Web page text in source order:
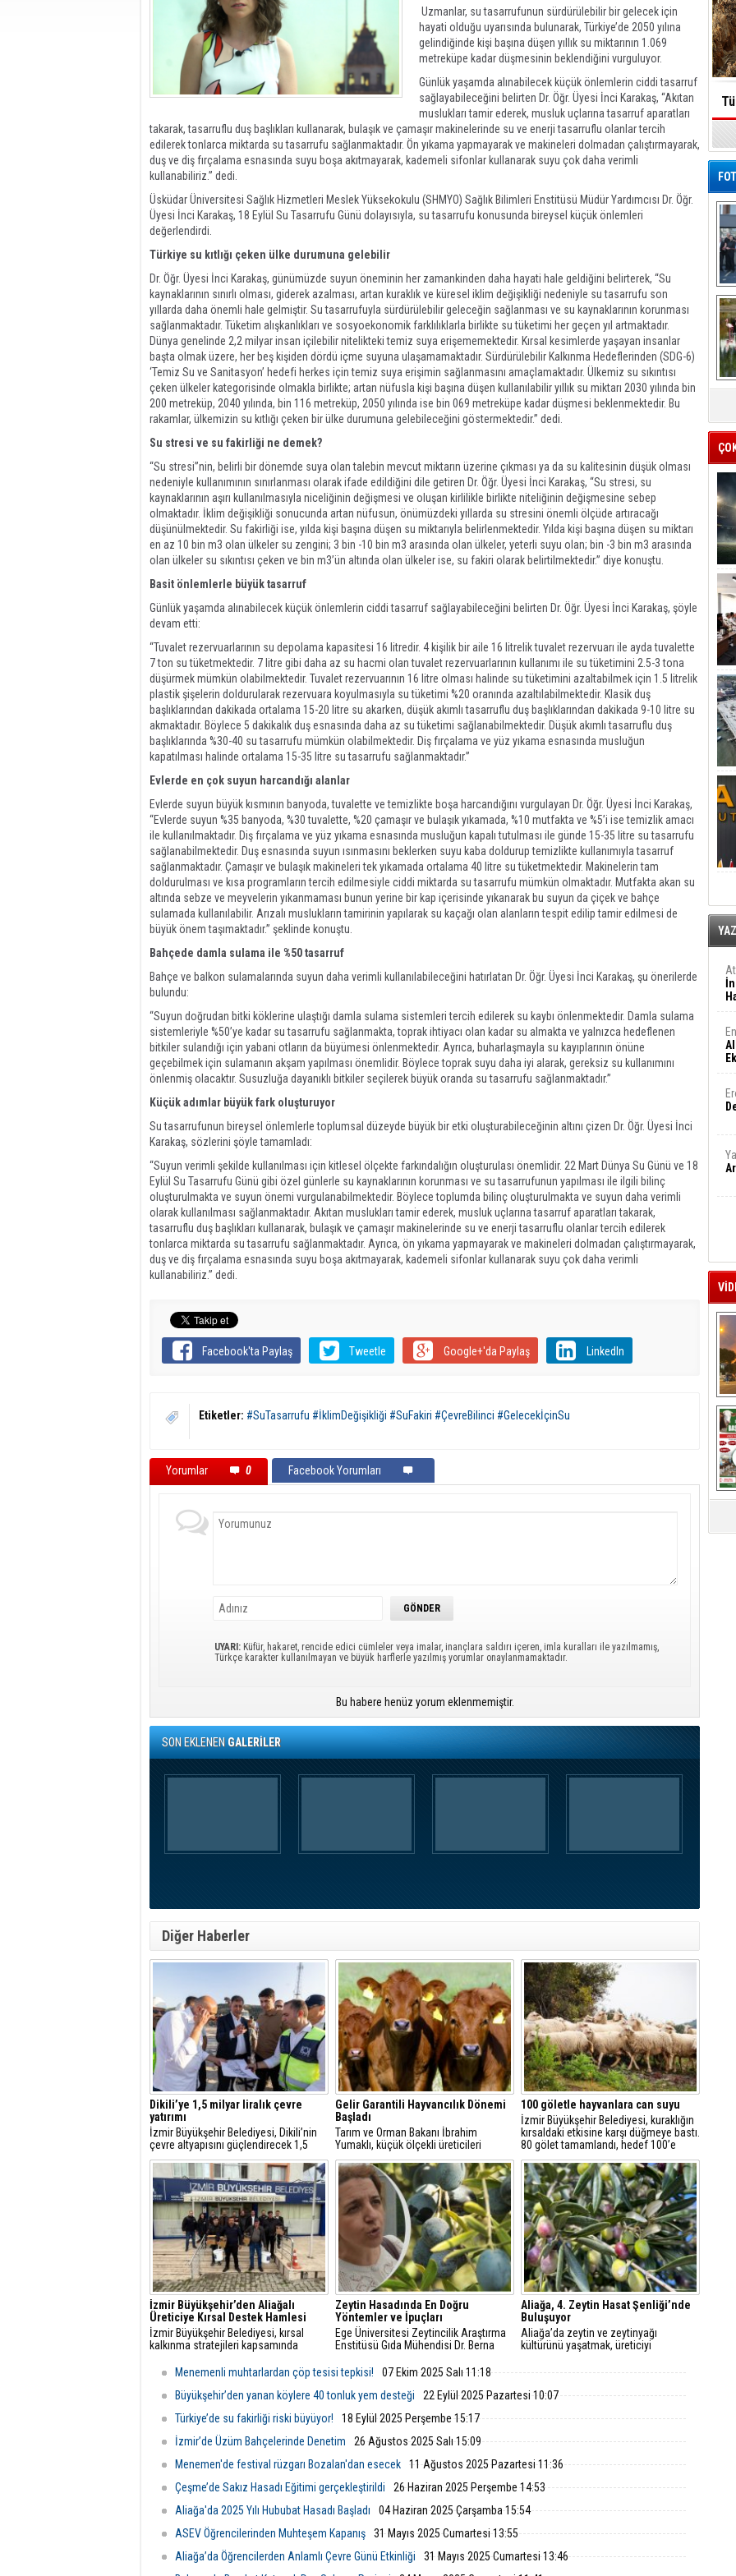
Uzmanlar, su tasarrufunun sürdürülebilir bir gelecek için
hayati olduğu uyarısında bulunarak, Türkiye’de 2050 yılına
gelindiğinde kişi başına düşen yıllık su miktarının 1.069
metreküpe kadar düşmesinin beklendiğini vurguluyor.
Günlük yaşamda alınabilecek küçük önlemlerin ciddi tasarruf
sağlayabileceğini belirten Dr. Öğr. Üyesi İnci Karakaş, “Akıtan
muslukları tamir ederek, musluk uçlarına tasarruf aparatları
takarak, tasarruflu duş başlıkları kullanarak, bulaşık ve çamaşır makinelerinde su ve enerji tasarruflu olanlar tercih
edilerek tonlarca miktarda su tasarrufu sağlanmaktadır. Ön yıkama yapmayarak ve makineleri dolmadan çalıştırmayarak,
duş ve diş fırçalama esnasında suyu boşa akıtmayarak, kademeli sifonlar kullanarak suyu çok daha verimli
kullanabiliriz.” dedi.
Üsküdar Üniversitesi Sağlık Hizmetleri Meslek Yüksekokulu (SHMYO) Sağlık Bilimleri Enstitüsü Müdür Yardımcısı Dr. Öğr.
Üyesi İnci Karakaş, 18 Eylül Su Tasarrufu Günü dolayısıyla, su tasarrufu konusunda bireysel küçük önlemleri
değerlendirdi.
Türkiye su kıtlığı çeken ülke durumuna gelebilir
Dr. Öğr. Üyesi İnci Karakaş, günümüzde suyun öneminin her zamankinden daha hayati hale geldiğini belirterek, “Su
kaynaklarının sınırlı olması, giderek azalması, artan kuraklık ve küresel iklim değişikliği nedeniyle su tasarrufu son
yıllarda daha önemli hale gelmiştir. Su tasarrufuyla sürdürülebilir geleceğin sağlanması ve su kaynaklarının korunması
sağlanmaktadır. Tüketim alışkanlıkları ve sosyoekonomik farklılıklarla birlikte su tüketimi her geçen yıl artmaktadır.
Dünya genelinde 2,2 milyar insan içilebilir nitelikteki temiz suya erişememektedir. Kırsal kesimlerde yaşayan insanlar
başta olmak üzere, her beş kişiden dördü içme suyuna ulaşamamaktadır. Sürdürülebilir Kalkınma Hedeflerinden (SDG-6)
‘Temiz Su ve Sanitasyon’ hedefi herkes için temiz suya erişimin sağlanmasını amaçlamaktadır. Ülkemiz su sıkıntısı
çeken ülkeler kategorisinde olmakla birlikte; artan nüfusla kişi başına düşen kullanılabilir yıllık su miktarı 2030 yılında bin
200 metreküp, 2040 yılında, bin 116 metreküp, 2050 yılında ise bin 069 metreküpe kadar düşmesi beklenmektedir. Bu
rakamlar, ülkemizin su kıtlığı çeken bir ülke durumuna gelebileceğini göstermektedir.” dedi.
Su stresi ve su fakirliği ne demek?
“Su stresi”nin, belirli bir dönemde suya olan talebin mevcut miktarın üzerine çıkması ya da su kalitesinin düşük olması
nedeniyle kullanımının sınırlanması olarak ifade edildiğini dile getiren Dr. Öğr. Üyesi İnci Karakaş, “Su stresi, su
kaynaklarının aşırı kullanılmasıyla niceliğinin değişmesi ve oluşan kirlilikle birlikte niteliğinin değişmesine sebep
olmaktadır. İklim değişikliği sonucunda artan nüfusun, önümüzdeki yıllarda su stresini önemli ölçüde artıracağı
düşünülmektedir. Su fakirliği ise, yılda kişi başına düşen su miktarıyla belirlenmektedir. Yılda kişi başına düşen su miktarı
en az 10 bin m3 olan ülkeler su zengini; 3 bin -10 bin m3 arasında olan ülkeler, yeterli suyu olan; bin -3 bin m3 arasında
olan ülkeler su sıkıntısı çeken ve bin m3’ün altında olan ülkeler ise, su fakiri olarak belirtilmektedir.” diye konuştu.
Basit önlemlerle büyük tasarruf
Günlük yaşamda alınabilecek küçük önlemlerin ciddi tasarruf sağlayabileceğini belirten Dr. Öğr. Üyesi İnci Karakaş, şöyle
devam etti:
“Tuvalet rezervuarlarının su depolama kapasitesi 16 litredir. 4 kişilik bir aile 16 litrelik tuvalet rezervuarı ile ayda tuvalette
7 ton su tüketmektedir. 7 litre gibi daha az su hacmi olan tuvalet rezervuarlarının kullanımı ile su tüketimini 2.5-3 tona
düşürmek mümkün olabilmektedir. Tuvalet rezervuarının 16 litre olması halinde su tüketimini azaltabilmek için 1.5 litrelik
plastik şişelerin doldurularak rezervuara koyulmasıyla su tüketimi %20 oranında azaltılabilmektedir. Klasik duş
başlıklarından dakikada ortalama 15-20 litre su akarken, düşük akımlı tasarruflu duş başlıklarından dakikada 9-10 litre su
akmaktadır. Böylece 5 dakikalık duş esnasında daha az su tüketimi sağlanabilmektedir. Düşük akımlı tasarruflu duş
başlıklarında %30-40 su tasarrufu mümkün olabilmektedir. Diş fırçalama ve yüz yıkama esnasında musluğun
kapatılması halinde ortalama 15-35 litre su tasarrufu sağlanmaktadır.”
Evlerde en çok suyun harcandığı alanlar
Evlerde suyun büyük kısmının banyoda, tuvalette ve temizlikte boşa harcandığını vurgulayan Dr. Öğr. Üyesi İnci Karakaş,
“Evlerde suyun %35 banyoda, %30 tuvalette, %20 çamaşır ve bulaşık yıkamada, %10 mutfakta ve %5’i ise temizlik amacı
ile kullanılmaktadır. Diş fırçalama ve yüz yıkama esnasında musluğun kapalı tutulması ile günde 15-35 litre su tasarrufu
sağlanabilmektedir. Duş esnasında suyun ısınmasını beklerken suyu kaba doldurup temizlikte kullanımıyla tasarruf
sağlanmaktadır. Çamaşır ve bulaşık makineleri tek yıkamada ortalama 40 litre su tüketmektedir. Makinelerin tam
doldurulması ve kısa programların tercih edilmesiyle ciddi miktarda su tasarrufu mümkün olmaktadır. Mutfakta akan su
altında sebze ve meyvelerin yıkanmaması bunun yerine bir kap içerisinde yıkanarak bu suyun da çiçek ve bahçe
sulamada kullanılabilir. Arızalı muslukların tamirinin yapılarak su kaçağı olan alanların tespit edilip tamir edilmesi de
büyük önem taşımaktadır.” şeklinde konuştu.
Bahçede damla sulama ile %50 tasarruf
Bahçe ve balkon sulamalarında suyun daha verimli kullanılabileceğini hatırlatan Dr. Öğr. Üyesi İnci Karakaş, şu önerilerde
bulundu:
“Suyun doğrudan bitki köklerine ulaştığı damla sulama sistemleri tercih edilerek su kaybı önlenmektedir. Damla sulama
sistemleriyle %50’ye kadar su tasarrufu sağlanmakta, toprak ihtiyacı olan kadar su almakta ve yalnızca hedeflenen
bitkiler sulandığı için yabani otların da büyümesi önlenmektedir. Ayrıca, buharlaşmayla su kayıplarının önüne
geçebilmek için sulamanın akşam yapılması önemlidir. Böylece toprak suyu daha iyi alarak, gereksiz su kullanımını
önlenmiş olacaktır. Susuzluğa dayanıklı bitkiler seçilerek büyük oranda su tasarrufu sağlanmaktadır.”
Küçük adımlar büyük fark oluşturuyor
Su tasarrufunun bireysel önlemlerle toplumsal düzeyde büyük bir etki oluşturabileceğinin altını çizen Dr. Öğr. Üyesi İnci
Karakaş, sözlerini şöyle tamamladı:
“Suyun verimli şekilde kullanılması için kitlesel ölçekte farkındalığın oluşturulası önemlidir. 22 Mart Dünya Su Günü ve 18
Eylül Su Tasarrufu Günü gibi özel günlerle su kaynaklarının korunması ve su tasarrufunun yapılması ile ilgili bilinç
oluşturulmakta ve suyun önemi vurgulanabilmektedir. Böylece toplumda bilinç oluşturulmakta ve suyun daha verimli
olarak kullanılması sağlanmaktadır. Akıtan muslukları tamir ederek, musluk uçlarına tasarruf aparatları takarak,
tasarruflu duş başlıkları kullanarak, bulaşık ve çamaşır makinelerinde su ve enerji tasarruflu olanlar tercih edilerek
tonlarca miktarda su tasarrufu sağlanmaktadır. Ayrıca, ön yıkama yapmayarak ve makineleri dolmadan çalıştırmayarak,
duş ve diş fırçalama esnasında suyu boşa akıtmayarak, kademeli sifonlar kullanarak suyu çok daha verimli
kullanabiliriz.” dedi.
Facebook'ta Paylaş Tweetle Google+'da Paylaş LinkedIn
Etiketler: #SuTasarrufu #İklimDeğişikliği #SuFakiri #ÇevreBilinci #GelecekİçinSu
Yorumlar 0 Facebook Yorumları
UYARI: Küfür, hakaret, rencide edici cümleler veya imalar, inançlara saldırı içeren, imla kuralları ile yazılmamış,
Türkçe karakter kullanılmayan ve büyük harflerle yazılmış yorumlar onaylanmamaktadır.
Bu habere henüz yorum eklenmemiştir.
SON EKLENENGALERİLER
Diğer Haberler
Dikili’ye 1,5 milyar liralık çevre
yatırımı
İzmir Büyükşehir Belediyesi, Dikili’nin
çevre altyapısını güçlendirecek 1,5
milyar liralık yatırımı hayata geçiriyor.
Gelir Garantili Hayvancılık Dönemi
Başladı
Tarım ve Orman Bakanı İbrahim
Yumaklı, küçük ölçekli üreticileri
desteklemek amacıyla "Gelir Garantili
Besicilik Projesi"ni hayata
geçirdiklerini açıkladı.
100 göletle hayvanlara can suyu
İzmir Büyükşehir Belediyesi, kuraklığın
kırsaldaki etkisine karşı düğmeye bastı.
80 gölet tamamlandı, hedef 100’e
çıkarmak. Hem üretici hem yaban
hayatı nefes alacak, göletler
yangınlarda bile kullanılacak.
İzmir Büyükşehir’den Aliağalı
Üreticiye Kırsal Destek Hamlesi
İzmir Büyükşehir Belediyesi, kırsal
kalkınma stratejileri kapsamında
işletmelerine yönelik ekipman ve hijyen
Zeytin Hasadında En Doğru
Yöntemler ve İpuçları
Ege Üniversitesi Zeytincilik Araştırma
Enstitüsü Gıda Mühendisi Dr. Berna
edilmesi gereken en önemli noktalara
dair açıklamalarda bulundu.
Aliağa, 4. Zeytin Hasat Şenliği’nde
Buluşuyor
Aliağa’da zeytin ve zeytinyağı
kültürünü yaşatmak, üreticiyi
Şenliği, 21 Ekim 2025 Salı günü saat
düzenlenecek.
Menemenli muhtarlardan çöp tesisi tepkisi!
07 Ekim 2025 Salı 11:18
Büyükşehir’den yanan köylere 40 tonluk yem desteği
22 Eylül 2025 Pazartesi 10:07
Türkiye’de su fakirliği riski büyüyor!
18 Eylül 2025 Perşembe 15:17
İzmir’de Üzüm Bahçelerinde Denetim
26 Ağustos 2025 Salı 15:09
Menemen'de festival rüzgarı Bozalan'dan esecek
11 Ağustos 2025 Pazartesi 11:36
Çeşme’de Sakız Hasadı Eğitimi gerçekleştirildi
26 Haziran 2025 Perşembe 14:53
Aliağa'da 2025 Yılı Hububat Hasadı Başladı
04 Haziran 2025 Çarşamba 15:54
ASEV Öğrencilerinden Muhteşem Kapanış
31 Mayıs 2025 Cumartesi 13:55
Aliağa’da Öğrencilerden Anlamlı Çevre Günü Etkinliği
31 Mayıs 2025 Cumartesi 13:46